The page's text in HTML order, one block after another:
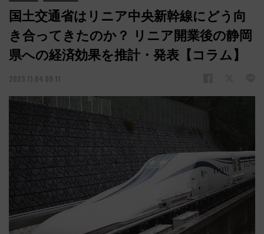
国土交通省はリニア中央新幹線にどう向
き合ってきたのか？ リニア開業後の静岡
県への経済効果を推計・発表【コラム】
2023.11.04 09:11